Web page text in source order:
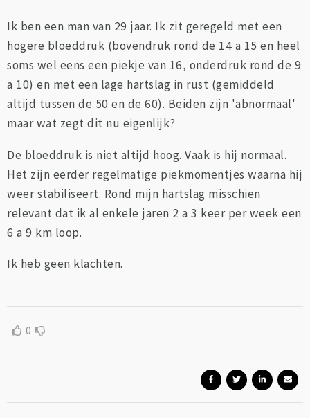
Ik ben een man van 29 jaar. Ik zit geregeld met een
hogere bloeddruk (bovendruk rond de 14 a 15 en heel
soms wel eens een piekje van 16, onderdruk rond de 9
a 10) en met een lage hartslag in rust (gemiddeld
altijd tussen de 50 en de 60). Beiden zijn 'abnormaal'
maar wat zegt dit nu eigenlijk?
De bloeddruk is niet altijd hoog. Vaak is hij normaal.
Het zijn eerder regelmatige piekmomentjes waarna hij
weer stabiliseert. Rond mijn hartslag misschien
relevant dat ik al enkele jaren 2 a 3 keer per week een
6 a 9 km loop.
Ik heb geen klachten.
0